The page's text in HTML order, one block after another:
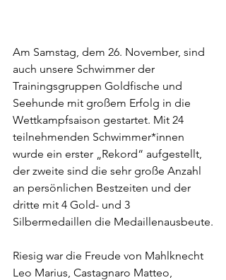
Am Samstag, dem 26. November, sind
auch unsere Schwimmer der
Trainingsgruppen Goldfische und
Seehunde mit großem Erfolg in die
Wettkampfsaison gestartet. Mit 24
teilnehmenden Schwimmer*innen
wurde ein erster „Rekord“ aufgestellt,
der zweite sind die sehr große Anzahl
an persönlichen Bestzeiten und der
dritte mit 4 Gold- und 3
Silbermedaillen die Medaillenausbeute.
Riesig war die Freude von Mahlknecht
Leo Marius, Castagnaro Matteo,